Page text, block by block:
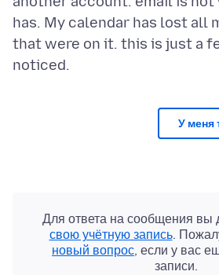
has. My calendar has lost all
that were on it. this is just a
У меня
Для ответа на сообщения вы
свою учётную запись.
новый вопрос, если у вас
записи.